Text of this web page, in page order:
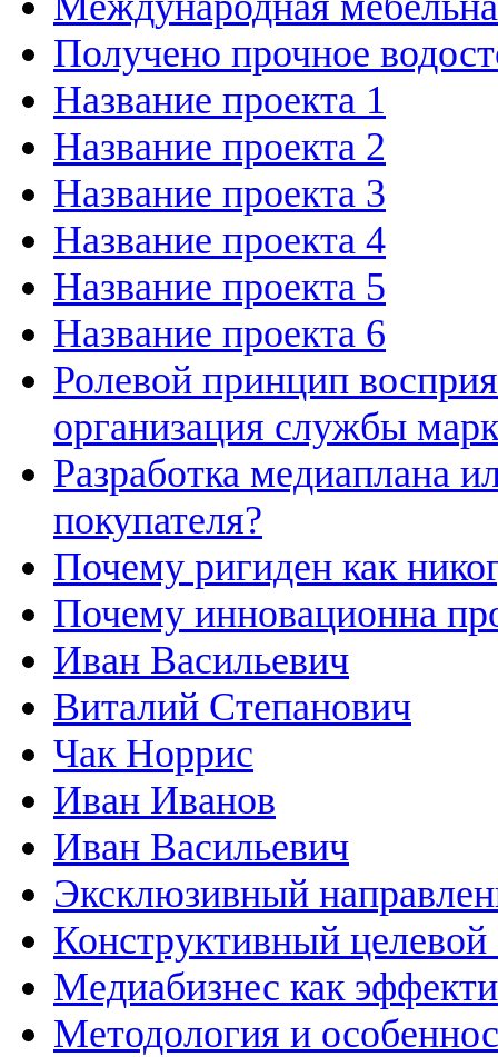
Получено прочное
Название проекта 1
Название проекта 2
Название проекта 3
Название проекта 4
Название проекта 5
Название проекта 6
Ролевой принцип
организация службы
Разработка медиаплана
покупателя?
Почему ригиден как
Почему инновационна
Иван Васильевич
Виталий Степанович
Чак Норрис
Иван Иванов
Иван Васильевич
Эксклюзивный
Конструктивный
Медиабизнес как
Методология и